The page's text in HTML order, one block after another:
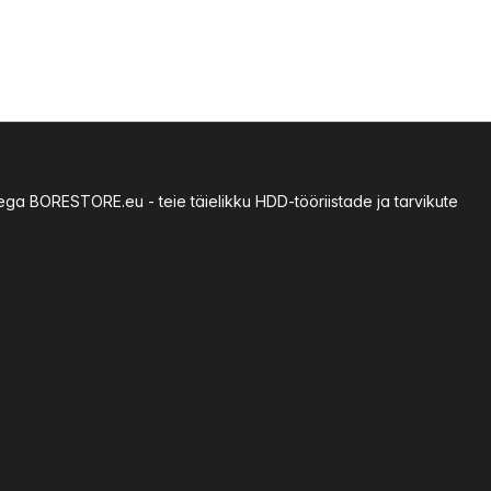
BORESTORE.eu - teie täielikku HDD-tööriistade ja tarvikute